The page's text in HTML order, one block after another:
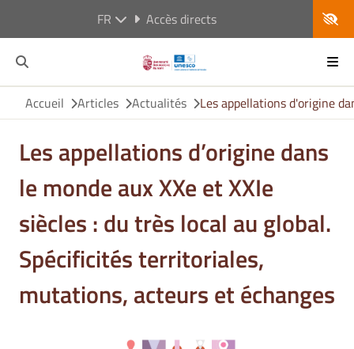
FR Accès directs
Accueil Articles Actualités Les appellations d'origine
Les appellations d’origine dans
le monde aux XXe et XXIe
siècles : du très local au global.
Spécificités territoriales,
mutations, acteurs et échanges